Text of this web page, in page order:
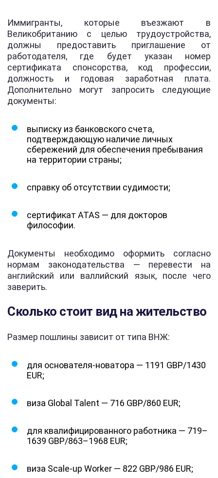
Иммигранты, которые въезжают в
Великобританию с целью трудоустройства,
должны предоставить приглашение от
работодателя, где будет указан номер
сертификата спонсорства, код профессии,
должность и годовая заработная плата.
Дополнительно могут запросить следующие
документы:
выписку из банковского счета,
подтверждающую наличие личных
сбережений для обеспечения пребывания
на территории страны;
справку об отсутствии судимости;
сертификат ATAS — для докторов
философии.
Документы необходимо оформить согласно
нормам законодательства — перевести на
английский или валлийский язык, после чего
заверить.
Сколько стоит вид на жительство
Размер пошлины зависит от типа ВНЖ:
для основателя-новатора — 1191 GBP/1430
EUR;
виза Global Talent — 716 GBP/860 EUR;
для квалифицированного работника — 719–
1639 GBP/863–1968 EUR;
виза Scale-up Worker — 822 GBP/986 EUR;